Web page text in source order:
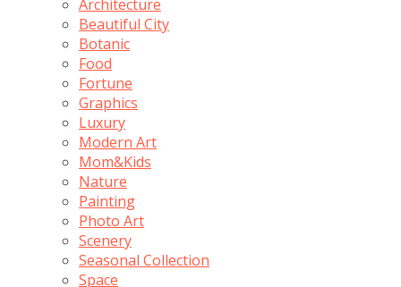
Architecture
Beautiful City
Botanic
Food
Fortune
Graphics
Luxury
Modern Art
Mom&Kids
Nature
Painting
Photo Art
Scenery
Seasonal Collection
Space